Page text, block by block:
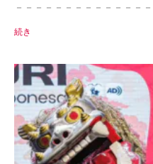
－－－－－－－－－－－－－
続き